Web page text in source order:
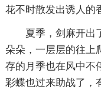
花不时散发出诱人的
夏季，剑麻开出
朵朵，一层层的往上
存的月季也在风中不
彩蝶也过来助战了，